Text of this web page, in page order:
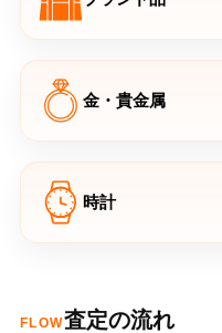
金・貴金属
時計
FLOW査定の流れ